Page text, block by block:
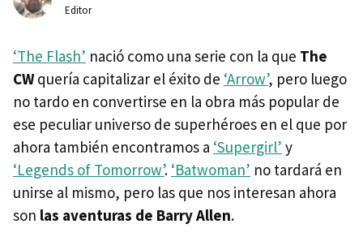
Editor
‘The Flash’ nació como una serie con la que The
CWquería capitalizar el éxito de ‘Arrow’, pero luego
no tardo en convertirse en la obra más popular de
ese peculiar universo de superhéroes en el que por
ahora también encontramos a ‘Supergirl’ y
‘Legends of Tomorrow’. ‘Batwoman’ no tardará en
unirse al mismo, pero las que nos interesan ahora
son las aventuras de Barry Allen.